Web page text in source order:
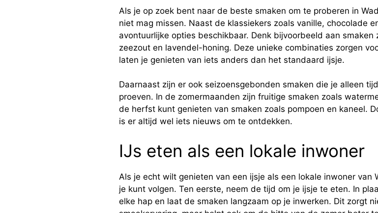
Als je op zoek bent naar de beste smaken om te proberen in
niet mag missen. Naast de klassiekers zoals vanille, chocolade
avontuurlijke opties beschikbaar. Denk bijvoorbeeld aan
zeezout en lavendel-honing. Deze unieke combinaties zorgen
laten je genieten van iets anders dan het standaard ijsje.
Daarnaast zijn er ook seizoensgebonden smaken die je alleen
proeven. In de zomermaanden zijn fruitige smaken zoals
de herfst kunt genieten van smaken zoals pompoen en kaneel.
is er altijd wel iets nieuws om te ontdekken.
IJs eten als een lokale inwoner
Als je echt wilt genieten van een ijsje als een lokale inwoner van
je kunt volgen. Ten eerste, neem de tijd om je ijsje te eten. In
elke hap en laat de smaken langzaam op je inwerken. Dit zorgt